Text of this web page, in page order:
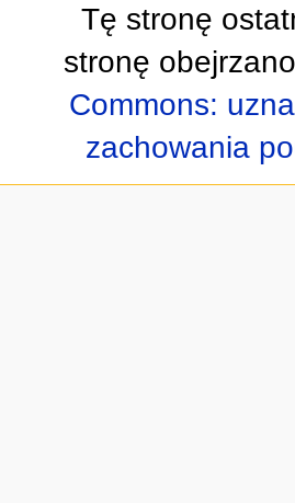
Tę stronę
stronę
Commons:
zachowania